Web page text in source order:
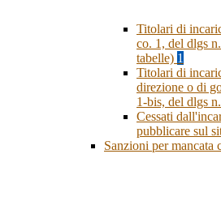
Titolari di
co. 1, del dlgs
tabelle) 1
Titolari di
direzione o di
1-bis, del dlgs
Cessati
pubblicare sul
Sanzioni per mancata